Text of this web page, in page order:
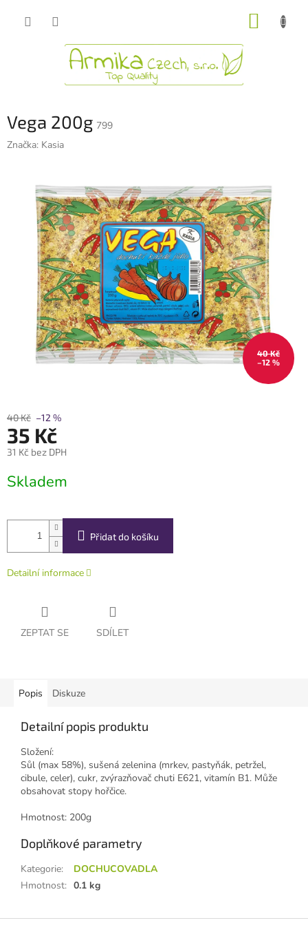
Vega 200g 799
Značka: Kasia
40 Kč
–12 %
40 Kč –12 %
35 Kč
31 Kč bez DPH
cena:
Skladem
Přidat do košíku
Detailní informace
ZEPTAT SE SDÍLET
Popis Diskuze
Detailní popis produktu
Složení:
Sůl (max 58%), sušená zelenina (mrkev, pastyňák, petržel,
cibule, celer), cukr, zvýrazňovač chuti E621, vitamín B1. Může
obsahovat stopy hořčice.
Hmotnost: 200g
Doplňkové parametry
Kategorie:
DOCHUCOVADLA
Hmotnost: 0.1 kg